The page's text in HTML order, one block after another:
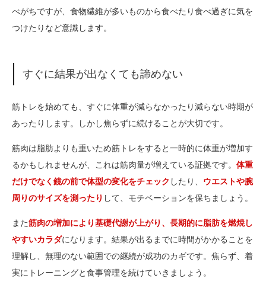
べがちですが、食物繊維が多いものから食べたり食べ過ぎに気を
つけたりなど意識します。
すぐに結果が出なくても諦めない
筋トレを始めても、すぐに体重が減らなかったり減らない時期が
あったりします。しかし焦らずに続けることが大切です。
筋肉は脂肪よりも重いため筋トレをすると一時的に体重が増加す
るかもしれませんが、これは筋肉量が増えている証拠です。 体重
だけでなく鏡の前で体型の変化をチェック したり、 ウエストや腕
周りのサイズを測ったり して、モチベーションを保ちましょう。
また筋肉の増加により基礎代謝が上がり、長期的に脂肪を燃焼し
やすいカラダになります。結果が出るまでに時間がかかることを
理解し、無理のない範囲での継続が成功のカギです。焦らず、着
実にトレーニングと食事管理を続けていきましょう。